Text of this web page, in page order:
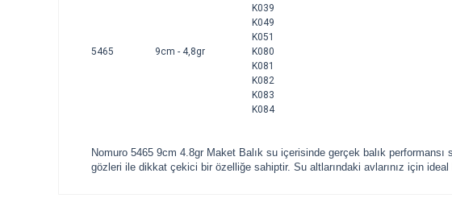
5465 9cm - 4,8gr
K039
K049
K051
K080
K081
K082
K083
K084
Nomuro 5465 9cm 4.8gr Maket Balık su içerisinde gerçek balık
gözleri ile dikkat çekici bir özelliğe sahiptir. Su altlarındaki avlarınız için ideal